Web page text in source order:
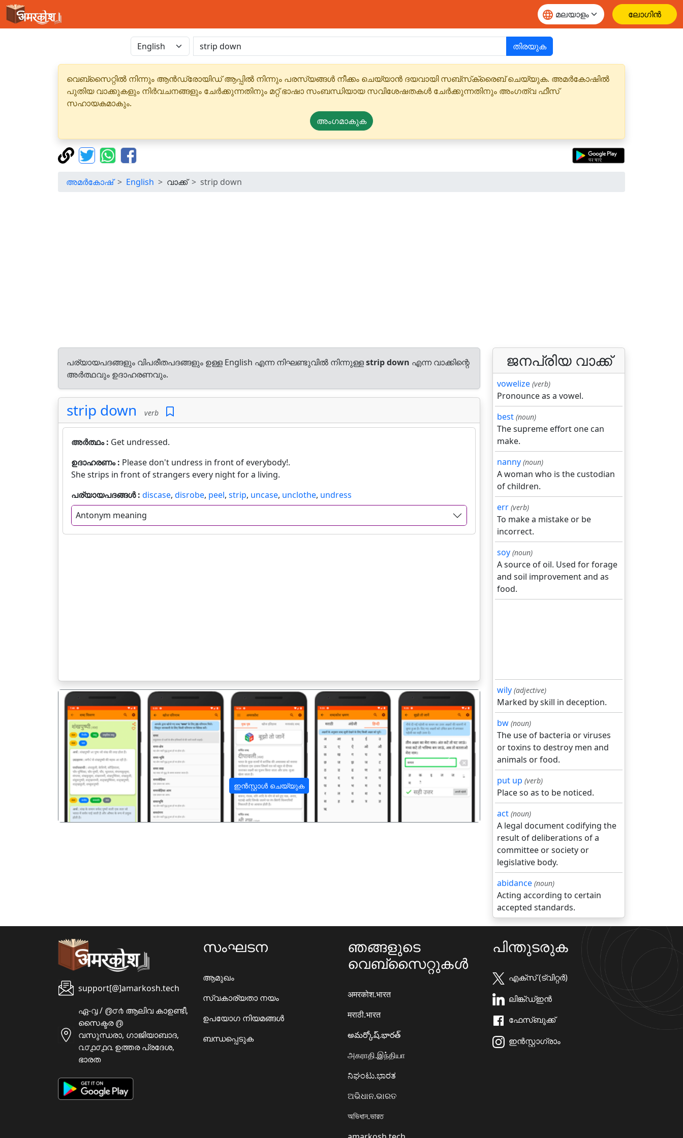
ലോഗിൻ
തിരയുക
വെബ്‌സൈറ്റിൽ നിന്നും ആൻഡ്രോയിഡ് ആപ്പിൽ നിന്നും പരസ്യങ്ങൾ നീക്കം ചെയ്യാൻ ദയവായി സബ്‌സ്‌ക്രൈബ് ചെയ്യുക. അമർകോഷിൽ
പുതിയ വാക്കുകളും നിർവചനങ്ങളും ചേർക്കുന്നതിനും മറ്റ് ഭാഷാ സംബന്ധിയായ സവിശേഷതകൾ ചേർക്കുന്നതിനും അംഗത്വ ഫീസ്
സഹായകമാകും.
അംഗമാകുക
അമർകോഷ് English വാക്ക് strip down
പര്യായപദങ്ങളും വിപരീതപദങ്ങളും ഉള്ള English എന്ന നിഘണ്ടുവിൽ നിന്നുള്ളstrip down എന്ന വാക്കിന്റെ
അർത്ഥവും ഉദാഹരണവും.
strip down verb
അർത്ഥം : Get undressed.
ഉദാഹരണം : Please don't undress in front of everybody!.
She strips in front of strangers every night for a living.
പര്യായപദങ്ങൾ : discase, disrobe, peel, strip, uncase, unclothe, undress
Antonym meaning
ഇൻസ്റ്റാൾ ചെയ്യുക
पिछला अगला
ജനപ്രിയ വാക്ക്
vowelize (verb)
Pronounce as a vowel.
best (noun)
The supreme effort one can
make.
nanny (noun)
A woman who is the custodian
of children.
err (verb)
To make a mistake or be
incorrect.
soy (noun)
A source of oil. Used for forage
and soil improvement and as
food.
wily (adjective)
Marked by skill in deception.
bw (noun)
The use of bacteria or viruses
or toxins to destroy men and
animals or food.
put up (verb)
Place so as to be noticed.
act (noun)
A legal document codifying the
result of deliberations of a
committee or society or
legislative body.
abidance (noun)
Acting according to certain
accepted standards.
support[@]amarkosh.tech
ഏ-൮ / ൫൦൪ ആലിവ കാഉണ്ടീ,
സൈക്ടര ൫
വസുന്ധരാ, ഗാജിയാബാദ,
൨൦൧൦൧൨ ഉത്തര പ്രദേശ,
ഭാരത
സംഘടന
ആമുഖം
സ്വകാര്യതാ നയം
ഉപയോഗ നിയമങ്ങൾ
ബന്ധപ്പെടുക
ഞങ്ങളുടെ
വെബ്സൈറ്റുകൾ
अमरकोश.भारत
मराठी.भारत
అమర్కోష్.భారత్
அகராதி.இந்தியா
ನಿಘಂಟು.ಭಾರತ
ଅଭିଧାନ.ଭାରତ
অভিধান.ভারত
പിന്തുടരുക
എക്സ് (ട്വിറ്റർ)
ലിങ്ക്ഡ്ഇൻ
ഫേസ്ബുക്ക്
ഇൻസ്റ്റാഗ്രാം